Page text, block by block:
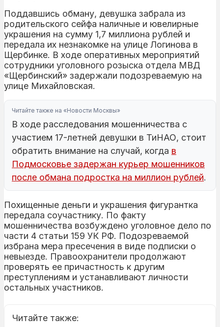
Поддавшись обману, девушка забрала из
родительского сейфа наличные и ювелирные
украшения на сумму 1,7 миллиона рублей и
передала их незнакомке на улице Логинова в
Щербинке. В ходе оперативных мероприятий
сотрудники уголовного розыска отдела МВД
«Щербинский» задержали подозреваемую на
улице Михайловская.
Читайте также на «Новости Москвы»
В ходе расследования мошенничества с
участием 17-летней девушки в ТиНАО, стоит
обратить внимание на случай, когда в
Подмосковье задержан курьер мошенников
после обмана подростка на миллион рублей.
Похищенные деньги и украшения фигурантка
передала соучастнику. По факту
мошенничества возбуждено уголовное дело по
части 4 статьи 159 УК РФ. Подозреваемой
избрана мера пресечения в виде подписки о
невыезде. Правоохранители продолжают
проверять ее причастность к другим
преступлениям и устанавливают личности
остальных участников.
Читайте также: